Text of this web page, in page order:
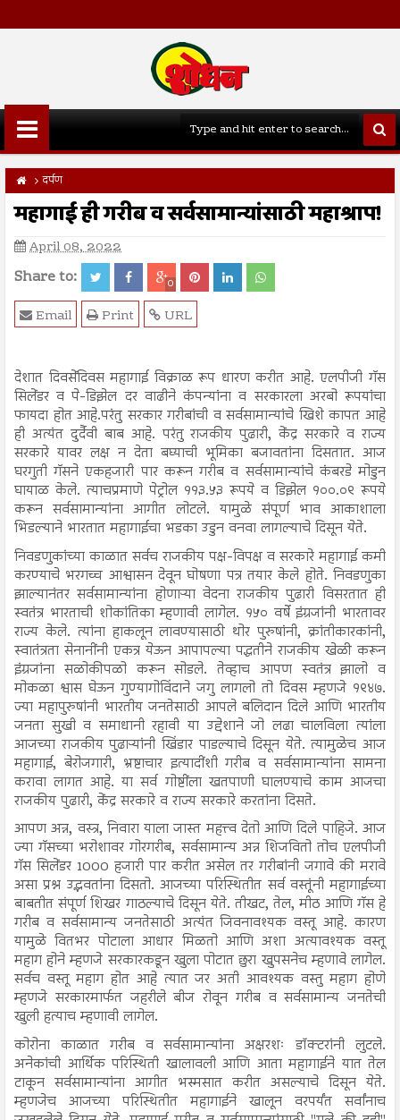
दर्पण
महागाई ही गरीब व सर्वसामान्यांसाठी महाश्राप!
April 08, 2022
Share to: 0
URL
Print
Email
देशात दिवसेंदिवस महागाई विक्राळ रूप धारण करीत आहे. एलपीजी गॅस
सिलेंडर व पे-डिझेल दर वाढीने कंपन्यांना व सरकारला अरबो रूपयांचा
फायदा होत आहे.परंतु सरकार गरीबांची व सर्वसामान्यांचे खिशे कापत आहे
ही अत्यंत दुर्दैवी बाब आहे. परंतु राजकीय पुढारी, केंद्र सरकारे व राज्य
सरकारे यावर लक्ष न देता बघ्याची भूमिका बजावतांना दिसतात. आज
घरगुती गॅसने एकहजारी पार करून गरीब व सर्वसामान्यांचे कंबरडे मोडुन
घायाळ केले. त्याचप्रमाणे पेट्रोल ११३.५३ रूपये व डिझेल १००.०९ रूपये
करून सर्वसामान्यांना आगीत लोटले. यामुळे संपूर्ण भाव आकाशाला
भिडल्याने भारतात महागाईचा भडका उडुन वनवा लागल्याचे दिसून येते.
निवडणुकांच्या काळात सर्वच राजकीय पक्ष-विपक्ष व सरकारे महागाई कमी
करण्याचे भरगच्च आश्वासन देवून घोषणा पत्र तयार केले होते. निवडणुका
झाल्यानंतर सर्वसामान्यांना होणाऱ्या वेदना राजकीय पुढारी विसरतात ही
स्वतंत्र भारताची शोकांतिका म्हणावी लागेल. १५० वर्षे इंग्रजांनी भारतावर
राज्य केले. त्यांना हाकलून लावण्यासाठी थोर पुरुषांनी, क्रांतीकारकांनी,
स्वातंत्रता सेनानींनी एकत्र येऊन आपापल्या पद्धतीने राजकीय खेळी करून
इंग्रजांना सळोकीपळो करून सोडले. तेव्हाच आपण स्वतंत्र झालो व
मोकळा श्वास घेऊन गुण्यागोविंदाने जगु लागलो तो दिवस म्हणजे १९४७.
ज्या महापुरुषांनी भारतीय जनतेसाठी आपले बलिदान दिले आणि भारतीय
जनता सुखी व समाधानी रहावी या उद्देशाने जो लढा चालविला त्यांला
आजच्या राजकीय पुढाऱ्यांनी खिंडार पाडल्याचे दिसून येते. त्यामुळेच आज
महागाई, बेरोजगारी, भ्रष्टाचार इत्यादींशी गरीब व सर्वसामान्यांना सामना
करावा लागत आहे. या सर्व गोष्टींला खतपाणी घालण्याचे काम आजचा
राजकीय पुढारी, केंद्र सरकारे व राज्य सरकारे करतांना दिसते.
आपण अन्न, वस्त्र, निवारा याला जास्त महत्त्व देतो आणि दिले पाहिजे. आज
ज्या गॅसच्या भरोशावर गोरगरीब, सर्वसामान्य अन्न शिजवितो तोच एलपीजी
गॅस सिलेंडर 1000 हजारी पार करीत असेल तर गरीबांनी जगावे की मरावे
असा प्रश्न उद्भवतांना दिसतो. आजच्या परिस्थितीत सर्व वस्तूंनी महागाईच्या
बाबतीत संपूर्ण शिखर गाठल्याचे दिसून येते. तीखट, तेल, मीठ आणि गॅस हे
गरीब व सर्वसामान्य जनतेसाठी अत्यंत जिवनावश्यक वस्तू आहे. कारण
यामुळे वितभर पोटाला आधार मिळतो आणि अशा अत्यावश्यक वस्तू
महाग होने म्हणजे सरकारकडून खुला पोटात छुरा खुपसनेच म्हणावे लागेल.
सर्वच वस्तू महाग होत आहे त्यात जर अती आवश्यक वस्तु महाग होणे
म्हणजे सरकारमार्फत जहरीले बीज रोवून गरीब व सर्वसामान्य जनतेची
खुली हत्याच म्हणावी लागेल.
कोरोना काळात गरीब व सर्वसामान्यांना अक्षरशः डॉक्टरांनी लुटले.
अनेकांची आर्थिक परिस्थिती खालावली आणि आता महागाईने यात तेल
टाकून सर्वसामान्यांना आगीत भस्मसात करीत असल्याचे दिसून येते.
म्हणजेच आजच्या परिस्थितीत महागाईने खालून वरपर्यंत सर्वांनाच